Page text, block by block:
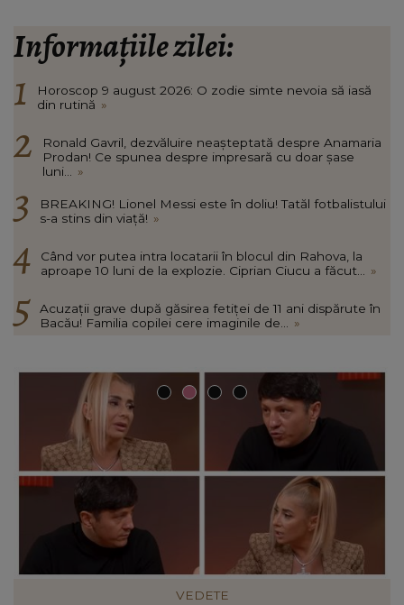
Informațiile zilei:
Horoscop 9 august 2026: O zodie simte nevoia să iasă
din rutină »
Ronald Gavril, dezvăluire neașteptată despre Anamaria
Prodan! Ce spunea despre impresară cu doar șase
luni...
»
BREAKING! Lionel Messi este în doliu! Tatăl fotbalistului
s-a stins din viață! »
Când vor putea intra locatarii în blocul din Rahova, la
aproape 10 luni de la explozie. Ciprian Ciucu a făcut...
»
Acuzații grave după găsirea fetiței de 11 ani dispărute în
Bacău! Familia copilei cere imaginile de...
»
INFORMATIILE ZILEI